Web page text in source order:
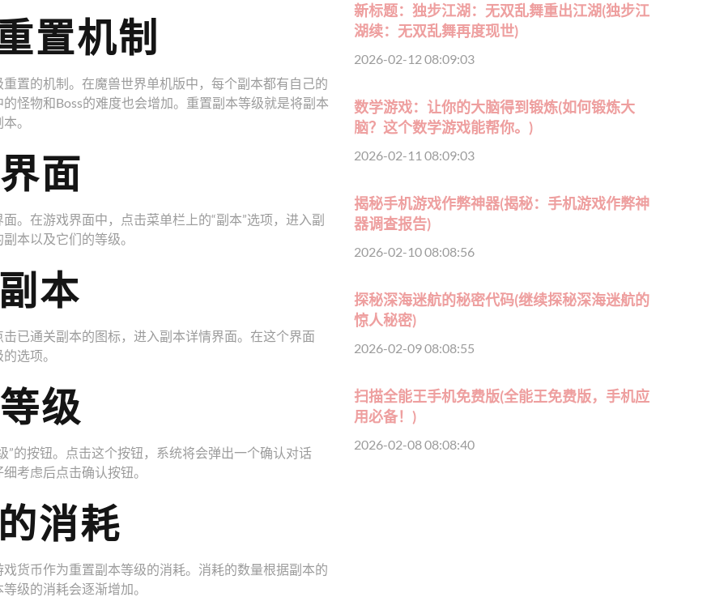
置机制
置的机制。在魔兽世界单机版中，每个副本都有自己的
怪物和Boss的难度也会增加。重置副本等级就是将副本
。
面
。在游戏界面中，点击菜单栏上的“副本”选项，进入副
本以及它们的等级。
本
已通关副本的图标，进入副本详情界面。在这个界面
选项。
级
的按钮。点击这个按钮，系统将会弹出一个确认对话
考虑后点击确认按钮。
消耗
货币作为重置副本等级的消耗。消耗的数量根据副本的
级的消耗会逐渐增加。
新标题：独步江湖：无双乱舞重出江湖(独步江
湖续：无双乱舞再度现世)
2026-02-12 08:09:03
数学游戏：让你的大脑得到锻炼(如何锻炼大
脑？这个数学游戏能帮你。)
2026-02-11 08:09:03
揭秘手机游戏作弊神器(揭秘：手机游戏作弊神
器调查报告)
2026-02-10 08:08:56
探秘深海迷航的秘密代码(继续探秘深海迷航的
惊人秘密)
2026-02-09 08:08:55
扫描全能王手机免费版(全能王免费版，手机应
用必备！)
2026-02-08 08:08:40